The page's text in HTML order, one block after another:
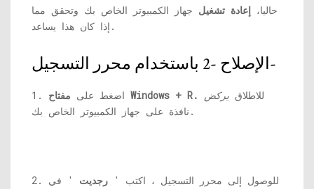
حاليا، إعادة تشغيل جهاز الكمبيوتر الخاص بك وتحقق مما
إذا كان هذا يساعد.
الإصلاح -2 باستخدام محرر التسجيل-
1. اضغط على مفتاح Windows + R. للاطلاق يركض
نافذة على جهاز الكمبيوتر الخاص بك.
2. للوصول إلى محرر التسجيل ، اكتب ' رجديت ' في